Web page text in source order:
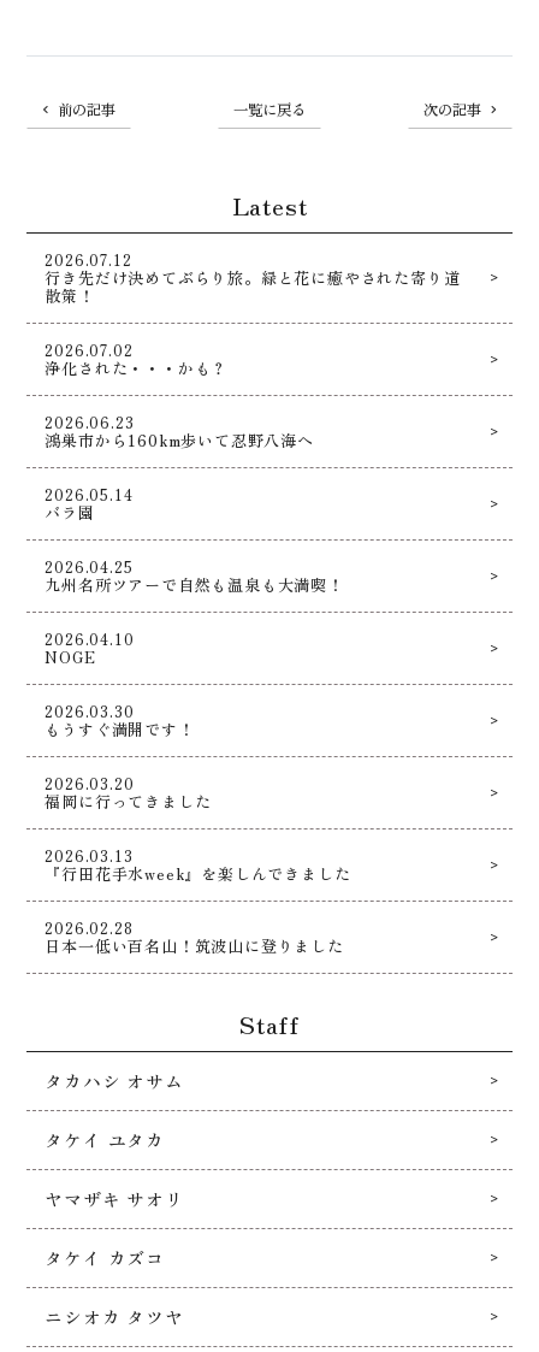
前の記事 一覧に戻る 次の記事
Latest
2026.07.12
行き先だけ決めてぶらり旅。緑と花に癒やされた寄り道
散策！
2026.07.02
浄化された・・・かも？
2026.06.23
鴻巣市から160km歩いて忍野八海へ
2026.05.14
バラ園
2026.04.25
九州名所ツアーで自然も温泉も大満喫！
2026.04.10
NOGE
2026.03.30
もうすぐ満開です！
2026.03.20
福岡に行ってきました
2026.03.13
『行田花手水week』を楽しんできました
2026.02.28
日本一低い百名山！筑波山に登りました
Staff
タカハシ オサム
タケイ ユタカ
ヤマザキ サオリ
タケイ カズコ
ニシオカ タツヤ